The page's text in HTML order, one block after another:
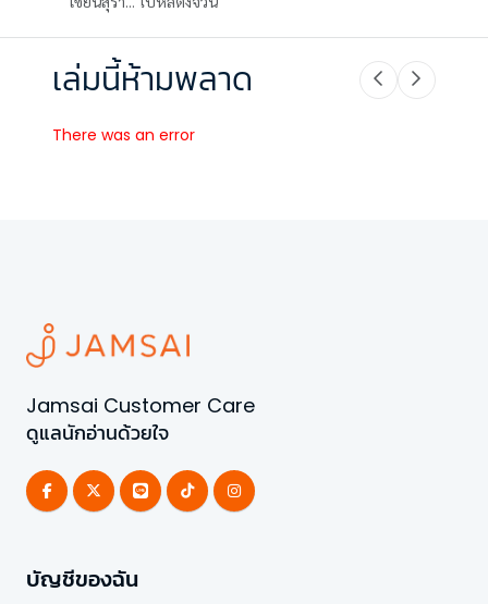
เล่มนี้ห้ามพลาด
There was an error
Jamsai Customer Care
ดูแลนักอ่านด้วยใจ
บัญชีของฉัน